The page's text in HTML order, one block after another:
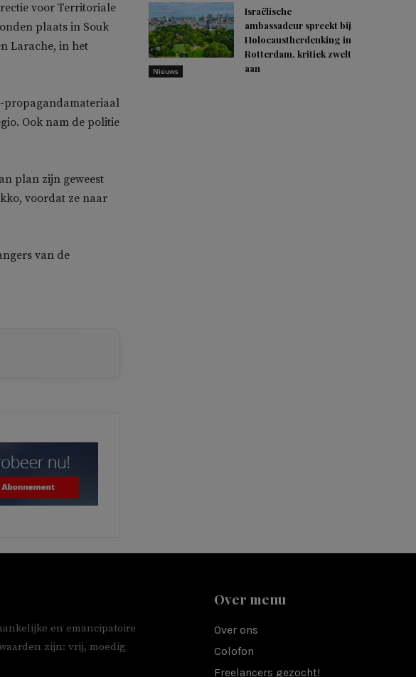
voor Territoriale
plaats in Souk
Larache, in het
propagandamateriaal
Ook nam de politie
plan zijn geweest
voordat ze naar
van de
Nieuws
Israëlische
ambassadeur spreekt bij
Holocaustherdenking in
Rotterdam, kritiek zwelt
aan
en emancipatoire
zijn: vrij, moedig
Over menu
Over ons
Colofon
Freelancers gezocht!